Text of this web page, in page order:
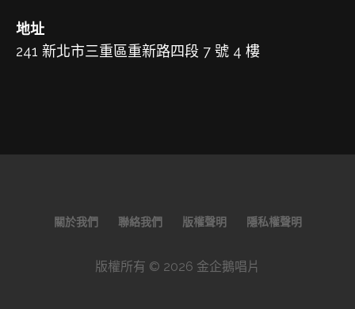
地址
241 新北市三重區重新路四段 7 號 4 樓
關於我們 聯絡我們 版權聲明 隱私權聲明
版權所有 © 2026 金企鵝唱片